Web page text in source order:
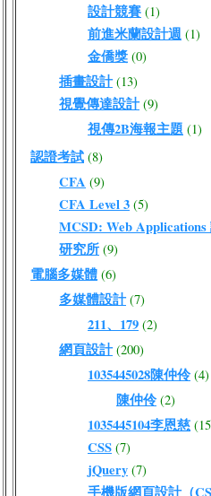
設計競賽 (1)
前進米蘭設計週 (1)
金僑獎 (0)
插畫設計 (13)
視覺傳達設計 (9)
視傳2B海報主題 (1)
認證考試 (8)
CFA (9)
CFA Level 3 (5)
MCSD: Web Applications
研究所 (9)
電腦多媒體 (6)
多媒體設計 (7)
211、179 (2)
網頁設計 (200)
1035445028陳仲伶 (4)
陳仲伶 (2)
1035445104李恩慈
CSS (7)
jQuery (7)
手機版網頁設計（